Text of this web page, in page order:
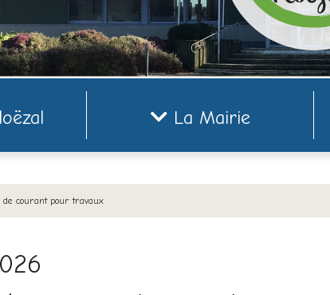
La Mairie
de courant pour travaux